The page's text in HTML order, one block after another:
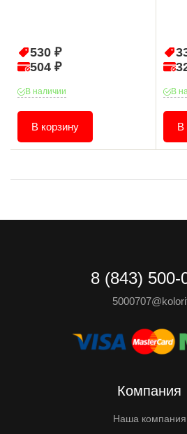
530 ₽
504 ₽
В наличии
В корзину
В
В
8 (843) 500-
Компания
Наша компания